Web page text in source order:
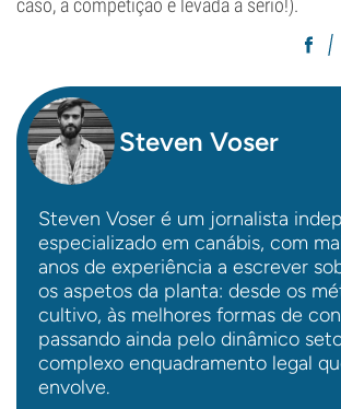
caso, a competição é levada a sério!).
Steven Voser
Steven Voser é um jornalista
especializado em canábis, com
anos de experiência a escrever
os aspetos da planta: desde os
cultivo, às melhores formas de
passando ainda pelo dinâmico
complexo enquadramento legal
envolve.